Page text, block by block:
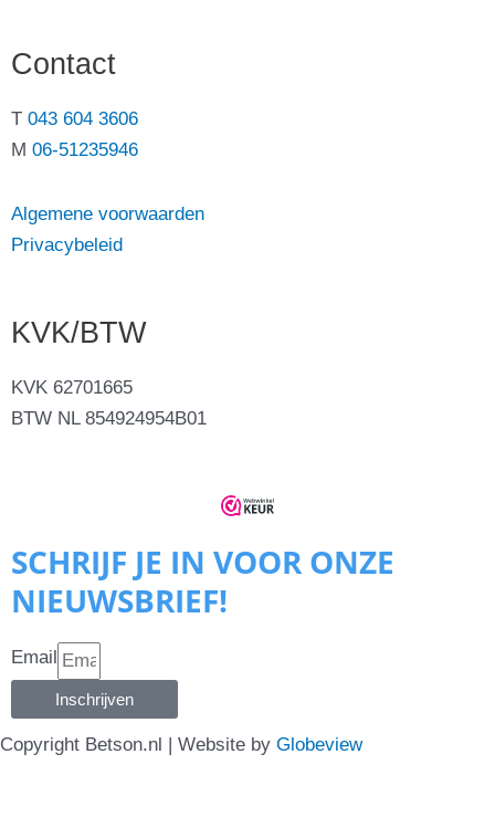
Contact
T 043 604 3606
M 06-51235946
Algemene voorwaarden
Privacybeleid
KVK/BTW
KVK 62701665
BTW NL 854924954B01
SCHRIJF JE IN VOOR ONZE
NIEUWSBRIEF!
Email
Inschrijven
Copyright Betson.nl | Website by Globeview